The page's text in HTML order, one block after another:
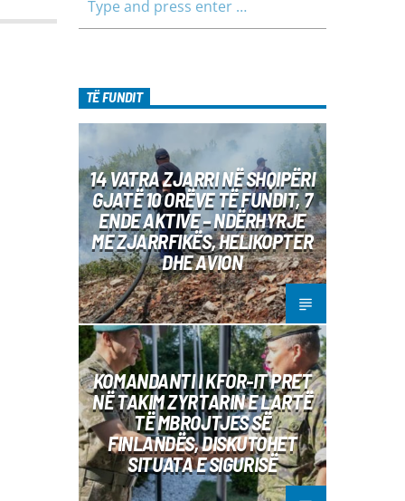
TË FUNDIT
14 VATRA ZJARRI NË SHQIPËRI
GJATË 10 ORËVE TË FUNDIT, 7
ENDE AKTIVE – NDËRHYRJE
ME ZJARRFIKËS, HELIKOPTER
DHE AVION
KOMANDANTI I KFOR-IT PRET
NË TAKIM ZYRTARIN E LARTË
TË MBROJTJES SË
FINLANDËS, DISKUTOHET
SITUATA E SIGURISË